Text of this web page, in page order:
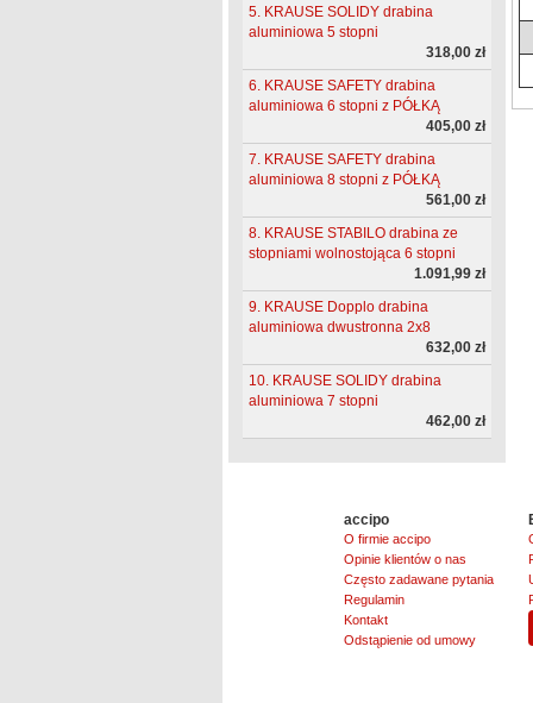
5. KRAUSE SOLIDY drabina
aluminiowa 5 stopni
318,00 zł
6. KRAUSE SAFETY drabina
aluminiowa 6 stopni z PÓŁKĄ
405,00 zł
7. KRAUSE SAFETY drabina
aluminiowa 8 stopni z PÓŁKĄ
561,00 zł
8. KRAUSE STABILO drabina ze
stopniami wolnostojąca 6 stopni
1.091,99 zł
9. KRAUSE Dopplo drabina
aluminiowa dwustronna 2x8
632,00 zł
10. KRAUSE SOLIDY drabina
aluminiowa 7 stopni
462,00 zł
accipo
O firmie accipo
Opinie klientów o nas
Często zadawane pytania
Regulamin
Kontakt
Odstąpienie od umowy